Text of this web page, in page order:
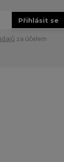
Přihlásit se
za účelem